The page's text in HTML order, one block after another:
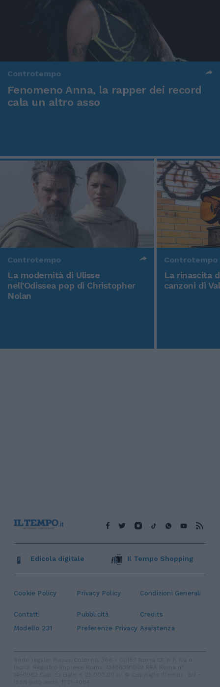
Controtempo
Fenomeno Anna, la rapper dei record
cala un altro asso
Controtempo
La modernità di Ulisse
nell'Odissea pop di Christopher
Nolan
Controtempo
La rinascita
canzoni di
Cookie Policy Privacy Policy Condizioni Generali
Contatti Pubblicità
Credits
Modello 231
Preferenze Privacy Assistenza
Edicola digitale Il Tempo Shopping